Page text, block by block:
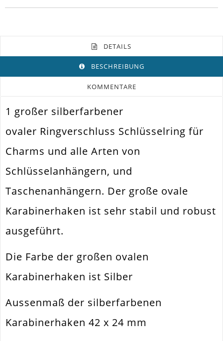
DETAILS
BESCHREIBUNG
KOMMENTARE
Farbe Silber
Funktion Verschluss
Spezifikation Ringverschluss
Verwendung Anhänger. Schlüsselanhänger
Größe Außen 42x24mm
Material Metall Legierung
Form / Motiv
1 großer silberfarbener
ovaler Ringverschluss Schlüsselring für
Charms und alle Arten von
Schlüsselanhängern, und
Taschenanhängern. Der große ovale
Karabinerhaken ist sehr stabil und robust
ausgeführt.
Die Farbe der großen ovalen
Karabinerhaken ist Silber
Aussenmaß der silberfarbenen
Karabinerhaken 42 x 24 mm